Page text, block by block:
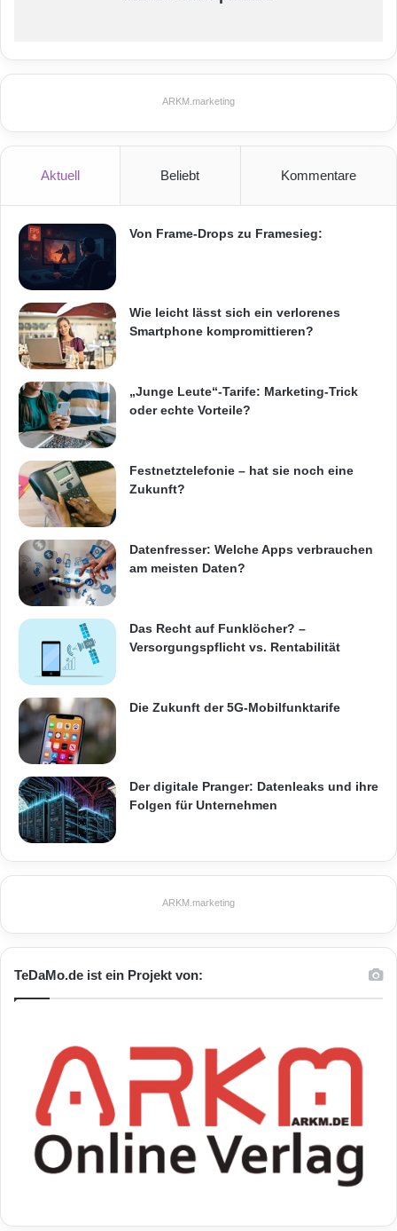
ARKM.marketing
Aktuell Beliebt Kommentare
Von Frame-Drops zu Framesieg:
Wie leicht lässt sich ein verlorenes
Smartphone kompromittieren?
„Junge Leute“-Tarife: Marketing-Trick
oder echte Vorteile?
Festnetztelefonie – hat sie noch eine
Zukunft?
Datenfresser: Welche Apps verbrauchen
am meisten Daten?
Das Recht auf Funklöcher? –
Versorgungspflicht vs. Rentabilität
Die Zukunft der 5G-Mobilfunktarife
Der digitale Pranger: Datenleaks und ihre
Folgen für Unternehmen
ARKM.marketing
TeDaMo.de ist ein Projekt von: